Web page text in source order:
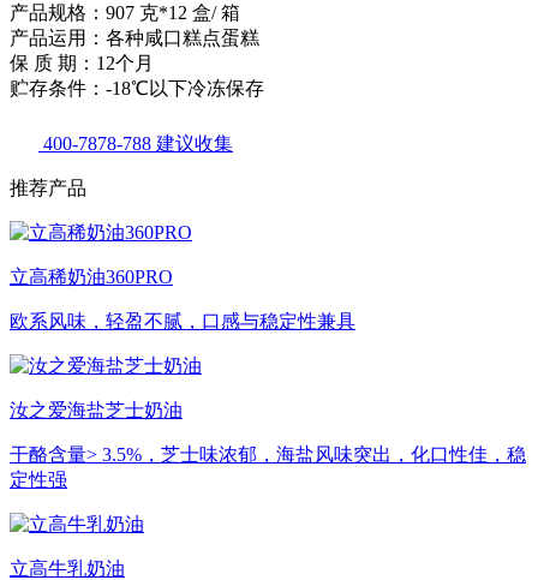
产品规格：907 克*12 盒/ 箱
产品运用：各种咸口糕点蛋糕
保 质 期：12个月
贮存条件：-18℃以下冷冻保存
400-7878-788 建议收集
推荐产品
立高稀奶油360PRO
欧系风味，轻盈不腻，口感与稳定性兼具
汝之爱海盐芝士奶油
干酪含量> 3.5%，芝士味浓郁，海盐风味突出，化口性佳，稳
定性强
立高牛乳奶油